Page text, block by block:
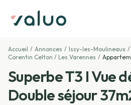
Accueil / Annonces / Issy-les-Moulineaux /
Corentin Celton / Les Varennes /
Superbe T3 I Vue
Double séjour